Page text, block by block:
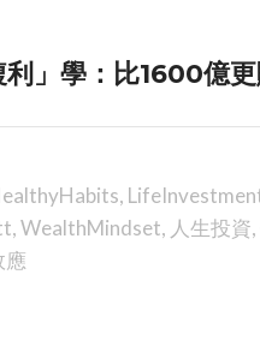
」學：比1600億
,
,WealthMindset, 人生投資,
應